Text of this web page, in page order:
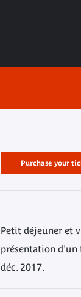
Purchase your
Petit déjeuner et
présentation d'un
déc. 2017.